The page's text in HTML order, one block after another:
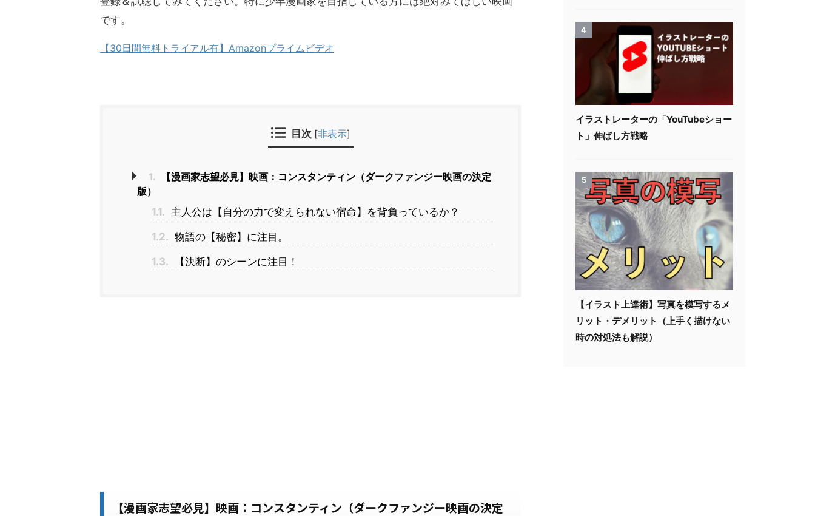
です。
【30日間無料トライアル有】Amazonプライムビデオ
目次 [非表示]
1.
【漫画家志望必見】映画：コンスタンティン（ダークファンジー映画の決定
版）
1.1. 主人公は【自分の力で変えられない宿命】を背負っているか？
1.2. 物語の【秘密】に注目。
1.3. 【決断】のシーンに注目！
【漫画家志望必見】映画：コンスタンティン（ダークファンジー映画の決定
4
イラストレーターの「YouTubeショー
ト」伸ばし方戦略
5
【イラスト上達術】写真を模写するメ
リット・デメリット（上手く描けない
時の対処法も解説）